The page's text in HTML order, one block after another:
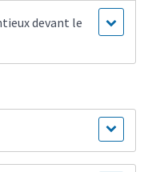
devant le